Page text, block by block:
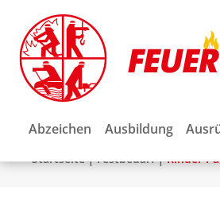
Abzeichen Ausbildung
Startseite|Festbedarf|Kinder